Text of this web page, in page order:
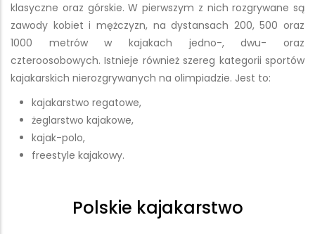
klasyczne oraz górskie. W pierwszym z nich rozgrywane są
zawody kobiet i mężczyzn, na dystansach 200, 500 oraz
1000 metrów w kajakach jedno-, dwu- oraz
czteroosobowych. Istnieje również szereg kategorii sportów
kajakarskich nierozgrywanych na olimpiadzie. Jest to:
kajakarstwo regatowe,
żeglarstwo kajakowe,
kajak-polo,
freestyle kajakowy.
Polskie kajakarstwo